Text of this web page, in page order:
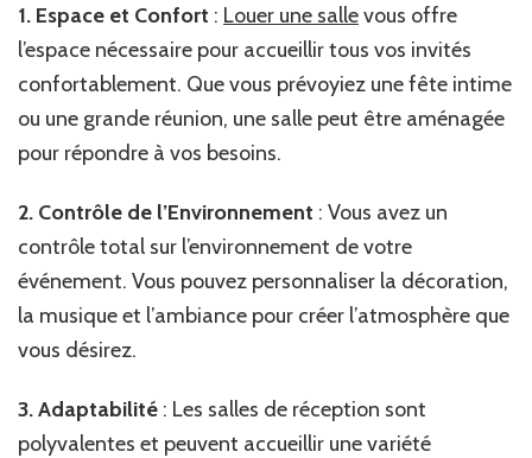
1. Espace et Confort : Louer une sallevous offre
l’espace nécessaire pour accueillir tous vos invités
confortablement. Que vous prévoyiez une fête intime
ou une grande réunion, une salle peut être aménagée
pour répondre à vos besoins.
2. Contrôle de l’Environnement : Vous avez un
contrôle total sur l’environnement de votre
événement. Vous pouvez personnaliser la décoration,
la musique et l’ambiance pour créer l’atmosphère que
vous désirez.
3. Adaptabilité : Les salles de réception sont
polyvalentes et peuvent accueillir une variété